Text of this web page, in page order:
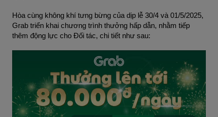
Hòa cùng không khí tưng bừng của dịp lễ 30/4 và 01/5/2025,
Grab triển khai chương trình thưởng hấp dẫn, nhằm tiếp
thêm động lực cho Đối tác, chi tiết như sau: